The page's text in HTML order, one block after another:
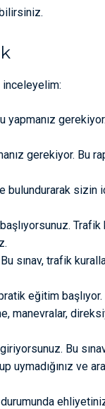
inceleyelim:
gerekiyor. Bu
bulundurarak sizin
Trafik
sınav, trafik
pratik eğitim
manevralar,
Bu
uymadığınız ve
durumunda